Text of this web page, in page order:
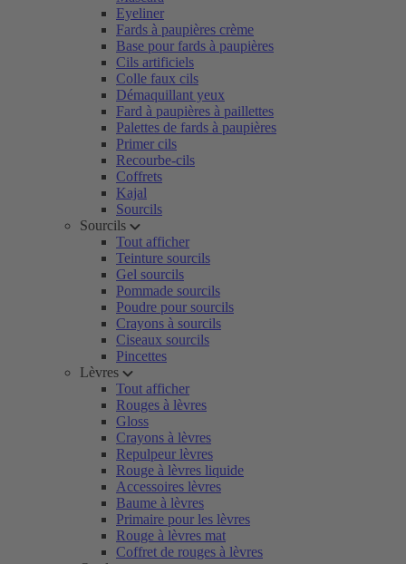
Eyeliner
Fards à paupières crème
Base pour fards à paupières
Cils artificiels
Colle faux cils
Démaquillant yeux
Fard à paupières à paillettes
Palettes de fards à paupières
Primer cils
Recourbe-cils
Coffrets
Kajal
Sourcils
Sourcils
Tout afficher
Teinture sourcils
Gel sourcils
Pommade sourcils
Poudre pour sourcils
Crayons à sourcils
Ciseaux sourcils
Pincettes
Lèvres
Tout afficher
Rouges à lèvres
Gloss
Crayons à lèvres
Repulpeur lèvres
Rouge à lèvres liquide
Accessoires lèvres
Baume à lèvres
Primaire pour les lèvres
Rouge à lèvres mat
Coffret de rouges à lèvres